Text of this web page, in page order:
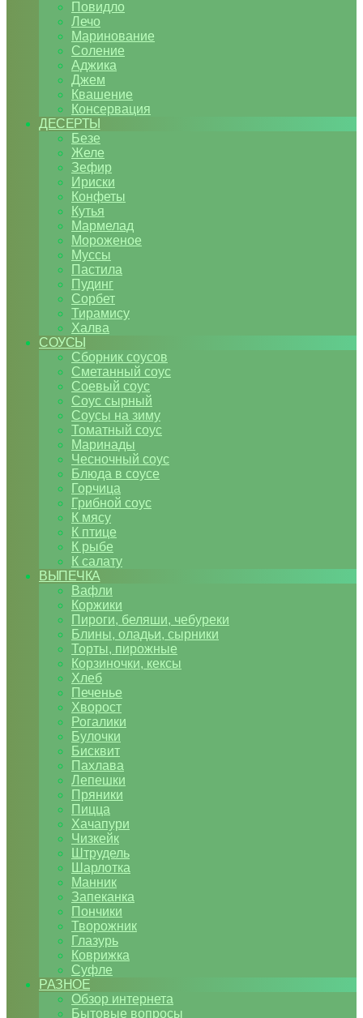
Повидло
Лечо
Маринование
Соление
Аджика
Джем
Квашение
Консервация
ДЕСЕРТЫ
Безе
Желе
Зефир
Ириски
Конфеты
Кутья
Мармелад
Мороженое
Муссы
Пастила
Пудинг
Сорбет
Тирамису
Халва
СОУСЫ
Сборник соусов
Сметанный соус
Соевый соус
Соус сырный
Соусы на зиму
Томатный соус
Маринады
Чесночный соус
Блюда в соусе
Горчица
Грибной соус
К мясу
К птице
К рыбе
К салату
ВЫПЕЧКА
Вафли
Коржики
Пироги, беляши, чебуреки
Блины, оладьи, сырники
Торты, пирожные
Корзиночки, кексы
Хлеб
Печенье
Хворост
Рогалики
Булочки
Бисквит
Пахлава
Лепешки
Пряники
Пицца
Хачапури
Чизкейк
Штрудель
Шарлотка
Манник
Запеканка
Пончики
Творожник
Глазурь
Коврижка
Суфле
РАЗНОЕ
Обзор интернета
Бытовые вопросы